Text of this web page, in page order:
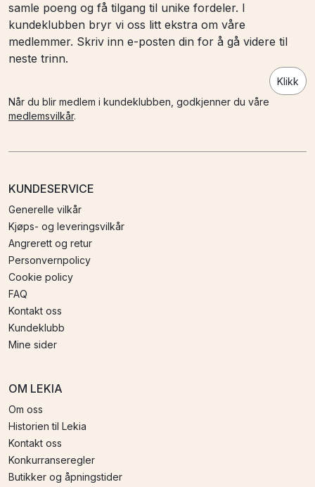
samle poeng og få tilgang til unike fordeler. I
kundeklubben bryr vi oss litt ekstra om våre
medlemmer. Skriv inn e-posten din for å gå videre til
neste trinn.
Klikk
Når du blir medlem i kundeklubben, godkjenner du våre
medlemsvilkår.
KUNDESERVICE
Generelle vilkår
Kjøps- og leveringsvilkår
Angrerett og retur
Personvernpolicy
Cookie policy
FAQ
Kontakt oss
Kundeklubb
Mine sider
OM LEKIA
Om oss
Historien til Lekia
Kontakt oss
Konkurranseregler
Butikker og åpningstider